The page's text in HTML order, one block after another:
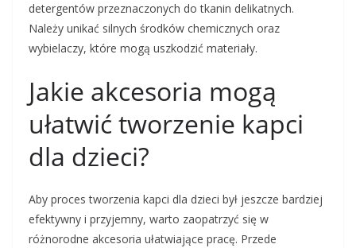
detergentów przeznaczonych do tkanin delikatnych.
Należy unikać silnych środków chemicznych oraz
wybielaczy, które mogą uszkodzić materiały.
Jakie akcesoria mogą
ułatwić tworzenie kapci
dla dzieci?
Aby proces tworzenia kapci dla dzieci był jeszcze bardziej
efektywny i przyjemny, warto zaopatrzyć się w
różnorodne akcesoria ułatwiające pracę. Przede